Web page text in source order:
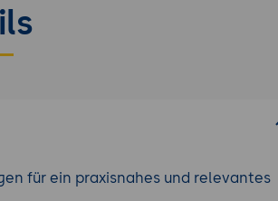
für ein praxisnahes und relevantes